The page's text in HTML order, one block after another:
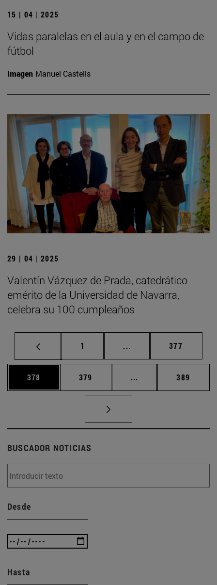
15 | 04 | 2025
Vidas paralelas en el aula y en el campo de
fútbol
Imagen Manuel Castells
29 | 04 | 2025
Valentín Vázquez de Prada, catedrático
emérito de la Universidad de Navarra,
celebra su 100 cumpleaños
Página
1 ... Páginas intermedias
Página
377
Página
378 Página
379 ... Páginas intermedias
Página
389
BUSCADOR NOTICIAS
Desde
Hasta